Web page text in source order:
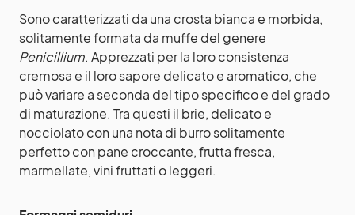
Sono caratterizzati da una crosta bianca e morbida,
solitamente formata da muffe del genere
Penicillium. Apprezzati per la loro consistenza
cremosa e il loro sapore delicato e aromatico, che
può variare a seconda del tipo specifico e del grado
di maturazione. Tra questi il brie, delicato e
nocciolato con una nota di burro solitamente
perfetto con pane croccante, frutta fresca,
marmellate, vini fruttati o leggeri.